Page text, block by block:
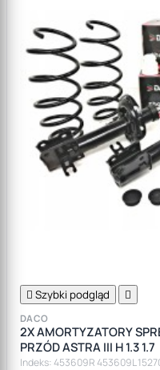
 Szybki podgląd 
DACO
2X AMORTYZATORY
PRZÓD ASTRA III H 1.3 1.7
Indeks: 453609R 453609L